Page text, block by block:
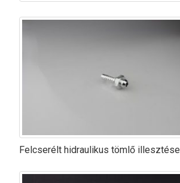
Felcserélt hidraulikus tömlő illesztése